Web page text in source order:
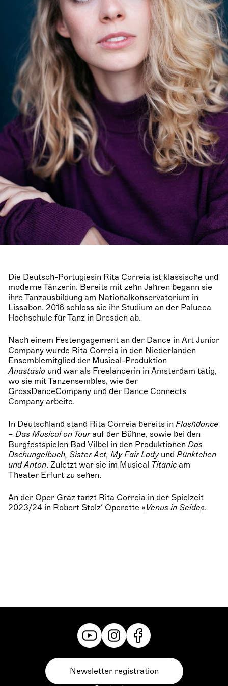
Die Deutsch-Portugiesin Rita Correia ist klassische und
moderne Tänzerin. Bereits mit zehn Jahren begann sie
ihre Tanzausbildung am Nationalkonservatorium in
Lissabon. 2016 schloss sie ihr Studium an der Palucca
Hochschule für Tanz in Dresden ab.
Nach einem Festengagement an der Dance in Art Junior
Company wurde Rita Correia in den Niederlanden
Ensemblemitglied der Musical-Produktion
Anastasia und war als Freelancerin in Amsterdam tätig,
wo sie mit Tanzensembles, wie der
GrossDanceCompany und der Dance Connects
Company arbeite.
In Deutschland stand Rita Correia bereits in Flashdance
– Das Musical on Tourauf der Bühne, sowie bei den
Burgfestspielen Bad Vilbel in den Produktionen Das
Dschungelbuch, Sister Act, My Fair Lady und Pünktchen
und Anton. Zuletzt war sie im Musical Titanic am
Theater Erfurt zu sehen.
An der Oper Graz tanzt Rita Correia in der Spielzeit
2023/24 in Robert Stolz‘ Operette »Venus in Seide«.
Newsletter registration